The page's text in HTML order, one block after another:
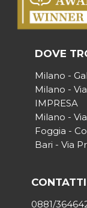
DOVE
Milano -
Milano -
IMPRESA
Milano -
Foggia -
Bari - Via
CONTATTI
0881/